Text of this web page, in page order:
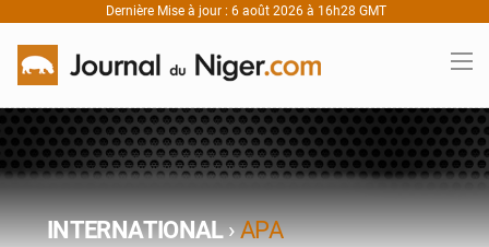
Dernière Mise à jour : 6 août 2026 à 16h28 GMT
INTERNATIONAL›APA